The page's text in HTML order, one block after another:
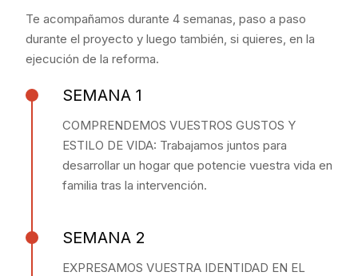
Te acompañamos durante 4 semanas, paso a paso
durante el proyecto y luego también, si quieres, en la
ejecución de la reforma.
SEMANA 1
COMPRENDEMOS VUESTROS GUSTOS Y
ESTILO DE VIDA: Trabajamos juntos para
desarrollar un hogar que potencie vuestra vida en
familia tras la intervención.
SEMANA 2
EXPRESAMOS VUESTRA IDENTIDAD EN EL